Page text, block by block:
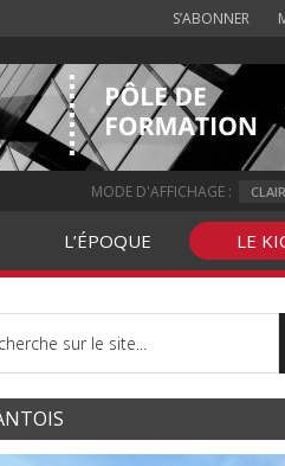
S’ABONNER
MODE D'AFFICHAGE : CLAIR
L’ÉPOQUE LE